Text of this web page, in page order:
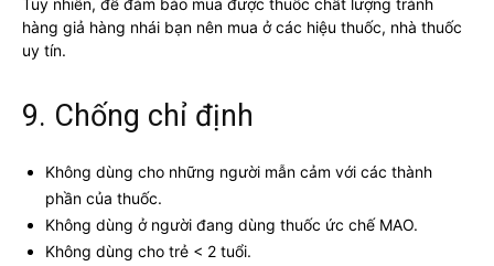
hàng giả hàng nhái bạn nên mua ở các hiệu thuốc, nhà thuốc
uy tín.
9. Chống chỉ định
Không dùng cho những người mẫn cảm với các thành
phần của thuốc.
Không dùng ở người đang dùng thuốc ức chế MAO.
Không dùng cho trẻ < 2 tuổi.